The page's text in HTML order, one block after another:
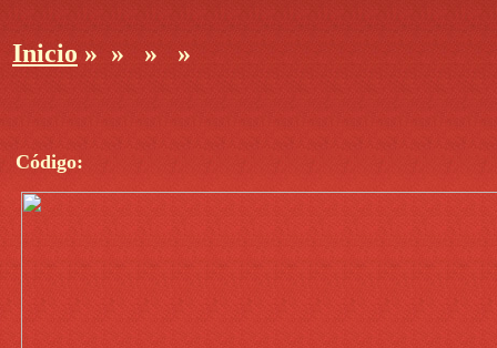
Inicio » » » »
Código: